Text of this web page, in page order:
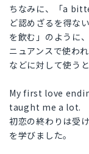
ちなみに、「a
ど認めざるを得な
を飲む」のように
ニュアンスで使わ
などに対して使う
My first love
taught me a lot.
初恋の終わりは受
を学びました。